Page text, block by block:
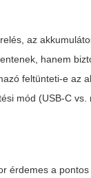
az
hanem
feltünteti-e az
mód (USB-C
érdemes a